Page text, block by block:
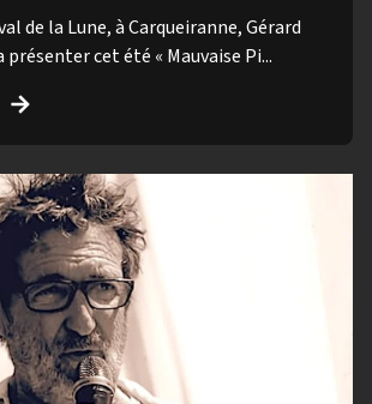
de la Lune, à Carqueiranne, Gérard
cet été « Mauvaise Pi...